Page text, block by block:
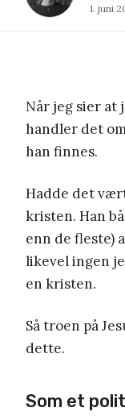
1. juni
Når jeg sier at
handler det
han finnes.
Hadde det
kristen. Han
enn de fleste)
likevel ingen
en kristen.
Så troen på
dette.
Som et